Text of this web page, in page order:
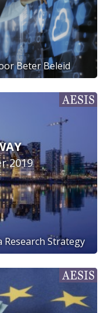
Beter Beleid
2019
Strategy